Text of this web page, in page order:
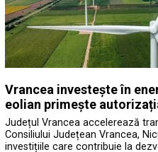
Vrancea investește în
eolian primește
Județul Vrancea accelerează
Consiliului Județean Vrancea,
investițiile care contribuie la